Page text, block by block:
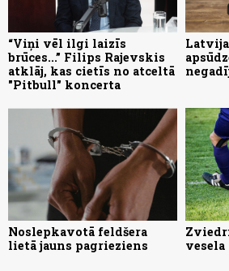
“Viņi vēl ilgi laizīs
brūces...” Filips Rajevskis
atklāj, kas cietīs no atceltā
"Pitbull" koncerta
Noslepkavotā feldšera
lietā jauns pagrieziens